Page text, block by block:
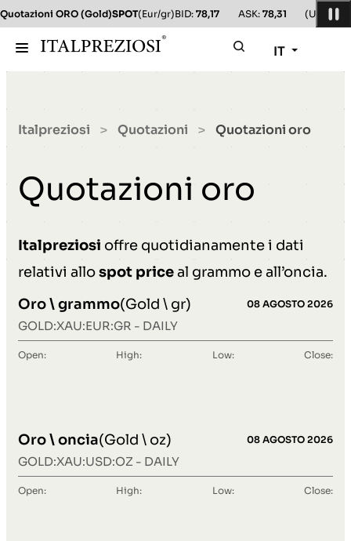
Quotazioni ORO (Gold)SPOT(Eur/gr)BID: 78,17 ASK: 78,31 (Usd/oz)
IT
Italpreziosi > Quotazioni > Quotazioni oro
Quotazioni oro
Italpreziosi offre quotidianamente i dati
relativi allospot priceal grammo e all’oncia.
Oro \ grammo(Gold \ gr) 08 AGOSTO 2026
GOLD:XAU:EUR:GR - DAILY
Open: High: Low: Close:
Oro \ oncia(Gold \ oz) 08 AGOSTO 2026
GOLD:XAU:USD:OZ - DAILY
Open: High: Low: Close: